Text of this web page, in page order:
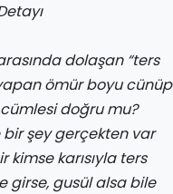
dolaşan “ters
ömür boyu cünüp
cümlesi doğru mu?
bir şey gerçekten var
kimse karısıyla ters
girse, gusül alsa bile